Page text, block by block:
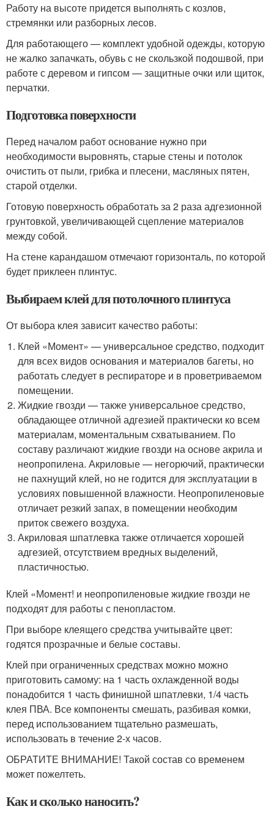
Работу на высоте придется выполнять с козлов,
стремянки или разборных лесов.
Для работающего — комплект удобной одежды, которую
не жалко запачкать, обувь с не скользкой подошвой, при
работе с деревом и гипсом — защитные очки или щиток,
перчатки.
Подготовка поверхности
Перед началом работ основание нужно при
необходимости выровнять, старые стены и потолок
очистить от пыли, грибка и плесени, масляных пятен,
старой отделки.
Готовую поверхность обработать за 2 раза адгезионной
грунтовкой, увеличивающей сцепление материалов
между собой.
На стене карандашом отмечают горизонталь, по которой
будет приклеен плинтус.
Выбираем клей для потолочного плинтуса
От выбора клея зависит качество работы:
Клей «Момент» — универсальное средство, подходит
для всех видов основания и материалов багеты, но
работать следует в респираторе и в проветриваемом
помещении.
Жидкие гвозди — также универсальное средство,
обладающее отличной адгезией практически ко всем
материалам, моментальным схватыванием. По
составу различают жидкие гвозди на основе акрила и
неопропилена. Акриловые — негорючий, практически
не пахнущий клей, но не годится для эксплуатации в
условиях повышенной влажности. Неопропиленовые
отличает резкий запах, в помещении необходим
приток свежего воздуха.
Акриловая шпатлевка также отличается хорошей
адгезией, отсутствием вредных выделений,
пластичностью.
Клей «Момент! и неопропиленовые жидкие гвозди не
подходят для работы с пенопластом.
При выборе клеящего средства учитывайте цвет:
годятся прозрачные и белые составы.
Клей при ограниченных средствах можно можно
приготовить самому: на 1 часть охлажденной воды
понадобится 1 часть финишной шпатлевки, 1/4 часть
клея ПВА. Все компоненты смешать, разбивая комки,
перед использованием тщательно размешать,
использовать в течение 2-х часов.
ОБРАТИТЕ ВНИМАНИЕ! Такой состав со временем
может пожелтеть.
Как и сколько наносить?